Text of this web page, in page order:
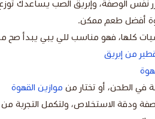
نفس الوصفة، وإبريق الصب يساعدك
أفضل طعم ممكن.
من إبريق
في الطحن، أو تختار من موازين القهوة
ودقة الاستخلاص، ولتكمل التجربة من